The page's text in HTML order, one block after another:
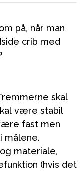
på, når man
crib med
skal
være stabil
fast men
målene.
materiale,
(hvis det